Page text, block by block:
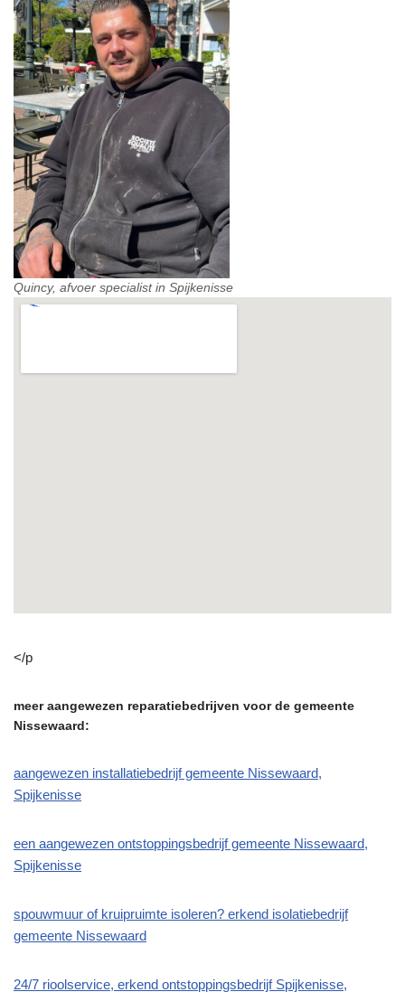
Quincy, afvoer specialist in Spijkenisse
</p
meer aangewezen reparatiebedrijven voor de gemeente
Nissewaard:
aangewezen installatiebedrijf gemeente Nissewaard,
Spijkenisse
een aangewezen ontstoppingsbedrijf gemeente Nissewaard,
Spijkenisse
spouwmuur of kruipruimte isoleren? erkend isolatiebedrijf
gemeente Nissewaard
24/7 rioolservice, erkend ontstoppingsbedrijf Spijkenisse,